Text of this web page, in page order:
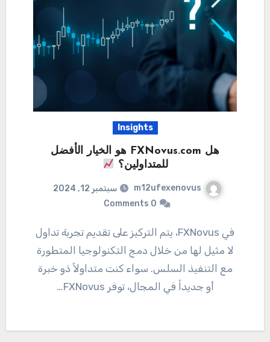
Insights
هل FXNovus.com هو الخيار الأفضل
للمتداولين؟
m12ufexenovus
سبتمبر 12, 2024
0 Comments
في FXNovus، يتم التركيز على تقديم تجربة تداول
لا مثيل لها من خلال دمج التكنولوجيا المتطورة
مع التنفيذ السلس. سواء كنت متداولاً ذو خبرة
أو جديداً في المجال، توفر FXNovus…